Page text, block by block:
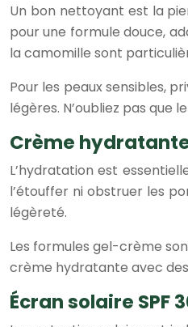
Un bon nettoyant est la
pour une formule douce,
la camomille sont
Pour les peaux sensibles,
légères. N’oubliez pas
Crème
L’hydratation est
l’étouffer ni obstruer les
légèreté.
Les formules gel-crème
crème hydratante avec
Écran solaire SPF